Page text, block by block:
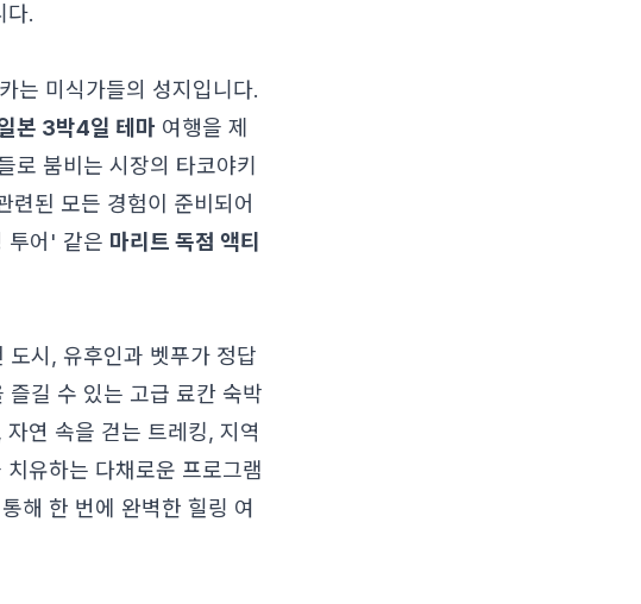
다.
는 미식가들의 성지입니다.
본 3박4일 테마 여행을 제
로 붐비는 시장의 타코야키
련된 모든 경험이 준비되어
투어' 같은 마리트 독점 액티
도시, 유후인과 벳푸가 정답
즐길 수 있는 고급 료칸 숙박
연 속을 걷는 트레킹, 지역
유하는 다채로운 프로그램
해 한 번에 완벽한 힐링 여